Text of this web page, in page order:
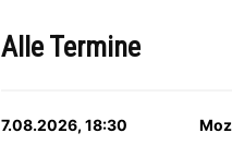
Alle Termine
7.08.2026, 18:30